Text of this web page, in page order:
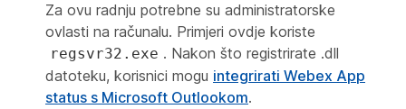
Za ovu radnju potrebne su administratorske
ovlasti na računalu. Primjeri ovdje koriste
regsvr32.exe . Nakon što registrirate .dll
datoteku, korisnici mogu integrirati Webex App
status s Microsoft Outlookom.